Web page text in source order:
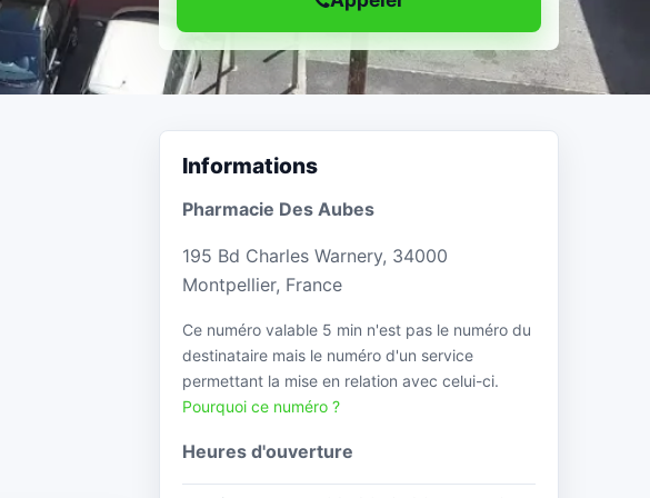
Informations
Pharmacie Des Aubes
195 Bd Charles Warnery, 34000
Montpellier, France
Ce numéro valable 5 min n'est pas le numéro du
destinataire mais le numéro d'un service
permettant la mise en relation avec celui-ci.
Pourquoi ce numéro ?
Heures d'ouverture